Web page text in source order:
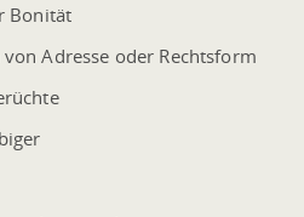
Bonität
Adresse oder Rechtsform